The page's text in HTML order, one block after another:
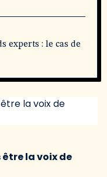
experts : le cas de
être la voix de